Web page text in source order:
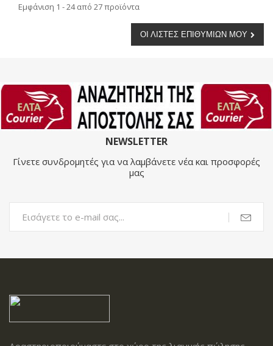
Εμφάνιση 1 - 24 από 27 προϊόντα
ΟΙ ΛΊΣΤΕΣ ΕΠΙΘΥΜΙΏΝ ΜΟΥ
NEWSLETTER
Γίνετε συνδρομητές για να λαμβάνετε νέα και προσφορές
μας